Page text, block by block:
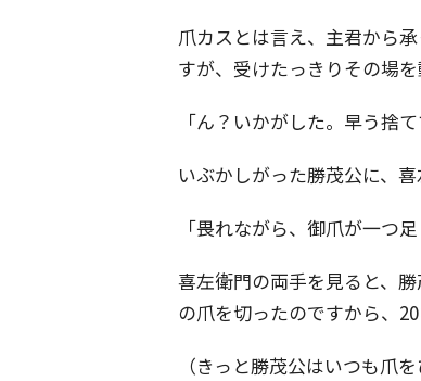
爪カスとは言え、主君から
すが、受けたっきりその場を
「ん？いかがした。早う捨て
いぶかしがった勝茂公に、喜
「畏れながら、御爪が一つ
喜左衛門の両手を見ると、
の爪を切ったのですから、
（きっと勝茂公はいつも爪